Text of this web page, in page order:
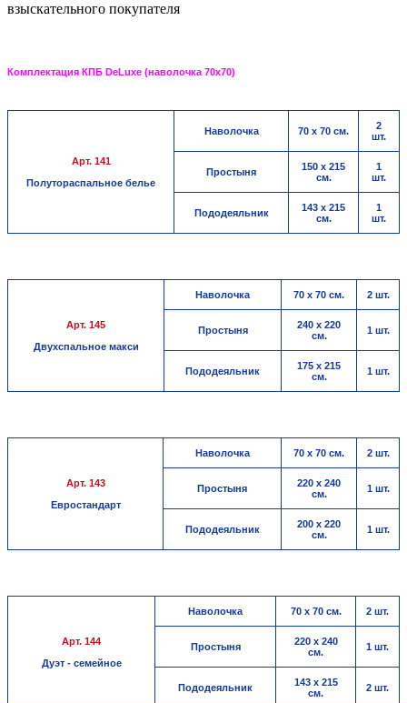
взыскательного покупателя
Комплектация КПБ DeLuxe (наволочка 70х70)
Арт. 141
Полутораспальное белье
Наволочка 70 х 70 см.
2
шт.
Простыня
150 х 215
см.
1
шт.
Пододеяльник
143 х 215
см.
1
шт.
Арт. 145
Двухспальное макси
Наволочка 70 х 70 см. 2 шт.
Простыня
240 х 220
см.
1 шт.
Пододеяльник
175 х 215
см.
1 шт.
Арт. 143
Евростандарт
Наволочка 70 х 70 см. 2 шт.
Простыня
220 х 240
см.
1 шт.
Пододеяльник
200 х 220
см.
1 шт.
Арт. 144
Дуэт - семейное
Наволочка 70 х 70 см. 2 шт.
Простыня
220 х 240
см.
1 шт.
Пододеяльник
143 х 215
см.
2 шт.